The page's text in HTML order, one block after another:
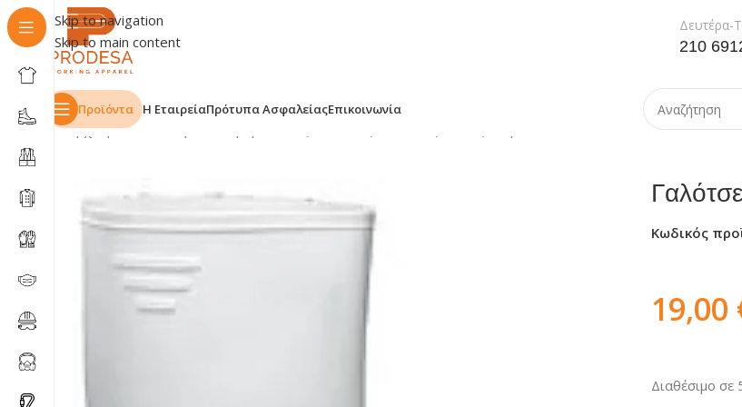
Skip to navigation
Skip to main content
Δευτέρα-
210
Προϊόντα Η ΕταιρείαΠρότυπα ΑσφαλείαςΕπικοινωνία
Αρχική σελίδα
Κωδικός
19,00
Διαθέσιμο σε